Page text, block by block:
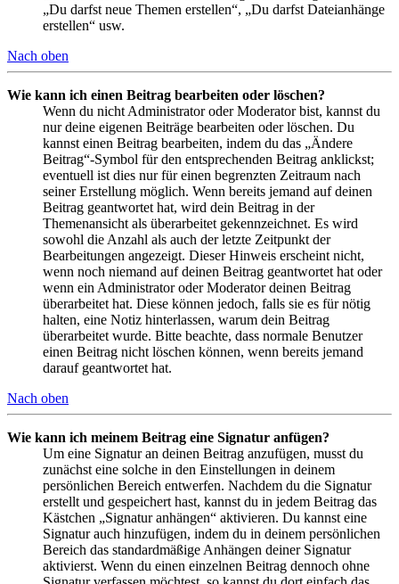
„Du darfst neue Themen erstellen“, „Du darfst Dateianhänge
erstellen“ usw.
Nach oben
Wie kann ich einen Beitrag bearbeiten oder löschen?
Wenn du nicht Administrator oder Moderator bist, kannst du
nur deine eigenen Beiträge bearbeiten oder löschen. Du
kannst einen Beitrag bearbeiten, indem du das „Ändere
Beitrag“-Symbol für den entsprechenden Beitrag anklickst;
eventuell ist dies nur für einen begrenzten Zeitraum nach
seiner Erstellung möglich. Wenn bereits jemand auf deinen
Beitrag geantwortet hat, wird dein Beitrag in der
Themenansicht als überarbeitet gekennzeichnet. Es wird
sowohl die Anzahl als auch der letzte Zeitpunkt der
Bearbeitungen angezeigt. Dieser Hinweis erscheint nicht,
wenn noch niemand auf deinen Beitrag geantwortet hat oder
wenn ein Administrator oder Moderator deinen Beitrag
überarbeitet hat. Diese können jedoch, falls sie es für nötig
halten, eine Notiz hinterlassen, warum dein Beitrag
überarbeitet wurde. Bitte beachte, dass normale Benutzer
einen Beitrag nicht löschen können, wenn bereits jemand
darauf geantwortet hat.
Nach oben
Wie kann ich meinem Beitrag eine Signatur anfügen?
Um eine Signatur an deinen Beitrag anzufügen, musst du
zunächst eine solche in den Einstellungen in deinem
persönlichen Bereich entwerfen. Nachdem du die Signatur
erstellt und gespeichert hast, kannst du in jedem Beitrag das
Kästchen „Signatur anhängen“ aktivieren. Du kannst eine
Signatur auch hinzufügen, indem du in deinem persönlichen
Bereich das standardmäßige Anhängen deiner Signatur
aktivierst. Wenn du einen einzelnen Beitrag dennoch ohne